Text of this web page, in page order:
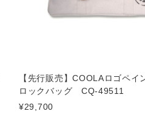
【先行販売】COOLAロゴペイ
ロックバッグ CQ-49511
¥29,700